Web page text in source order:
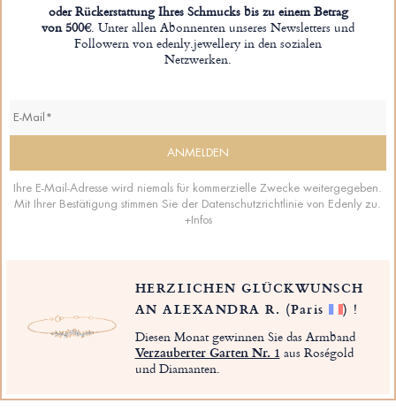
oder Rückerstattung Ihres Schmucks bis zu einem Betrag
von 500€. Unter allen Abonnenten unseres Newsletters und
Followern von edenly.jewellery in den sozialen
Netzwerken.
Ihre E-Mail-Adresse wird niemals für kommerzielle Zwecke weitergegeben.
Mit Ihrer Bestätigung stimmen Sie der Datenschutzrichtlinie von Edenly zu.
+Infos
HERZLICHEN GLÜCKWUNSCH
AN ALEXANDRA R. (Paris ) !
Diesen Monat gewinnen Sie das Armband
Verzauberter Garten Nr. 1 aus Roségold
und Diamanten.